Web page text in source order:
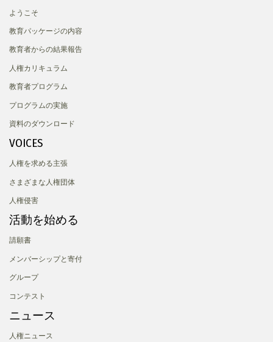
ようこそ
教育パッケージの内容
教育者からの結果報告
人権カリキュラム
教育者プログラム
プログラムの実施
資料のダウンロード
VOICES
人権を求める主張
さまざまな人権団体
人権侵害
活動を始める
請願書
メンバーシップと寄付
グループ
コンテスト
ニュース
人権ニュース